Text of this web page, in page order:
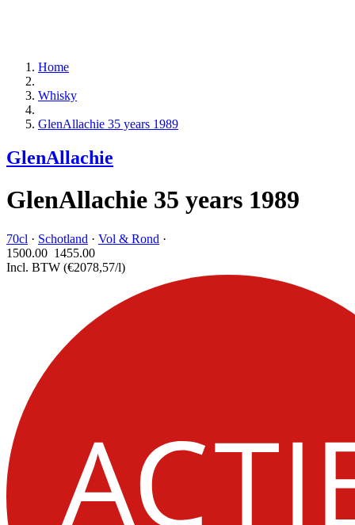
Home
Whisky
GlenAllachie 35 years 1989
GlenAllachie
GlenAllachie 35 years 1989
70cl · Schotland · Vol & Rond ·
1500.00 1455.00
Incl. BTW (€2078,57/l)